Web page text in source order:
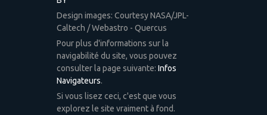
Design images: Courtesy NASA/JPL-
Caltech / Webastro - Quercus
Pour plus d'informations sur la
navigabilité du site, vous pouvez
consulter la page suivante: Infos
Navigateurs.
Si vous lisez ceci, c'est que vous
explorez le site vraiment à fond.